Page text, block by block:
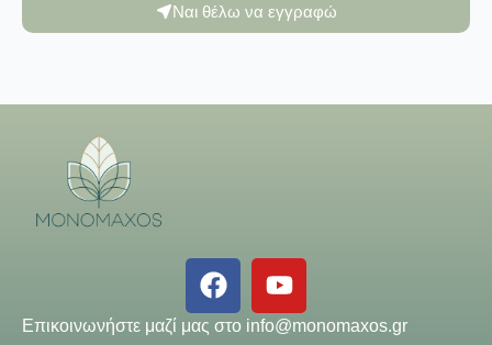
Ναι θέλω να εγγραφώ
Επικοινωνήστε μαζί μας στο info@monomaxos.gr